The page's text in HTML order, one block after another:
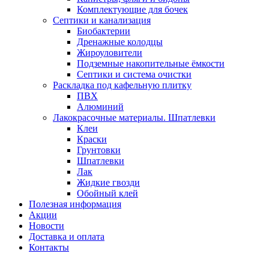
Комплектующие для бочек
Септики и канализация
Биобактерии
Дренажные колодцы
Жироуловители
Подземные накопительные ёмкости
Септики и система очистки
Раскладка под кафельную плитку
ПВХ
Алюминий
Лакокрасочные материалы. Шпатлевки
Клеи
Краски
Грунтовки
Шпатлевки
Лак
Жидкие гвозди
Обойный клей
Полезная информация
Акции
Новости
Доставка и оплата
Контакты